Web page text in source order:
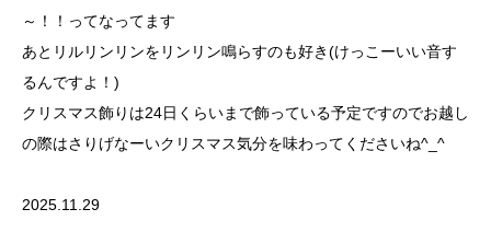
～！！ってなってます
あとリルリンリンをリンリン鳴らすのも好き(けっこーいい音す
るんですよ！)
クリスマス飾りは24日くらいまで飾っている予定ですのでお越し
の際はさりげなーいクリスマス気分を味わってくださいね^_^
2025.11.29